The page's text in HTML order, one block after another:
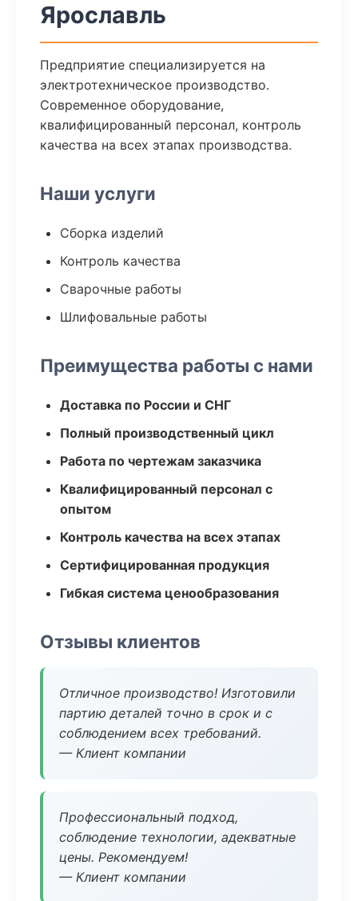
Ярославль
Предприятие специализируется на
электротехническое производство.
Современное оборудование,
квалифицированный персонал, контроль
качества на всех этапах производства.
Наши услуги
Сборка изделий
Контроль качества
Сварочные работы
Шлифовальные работы
Преимущества работы с нами
Доставка по России и СНГ
Полный производственный цикл
Работа по чертежам заказчика
Квалифицированный персонал с
опытом
Контроль качества на всех этапах
Сертифицированная продукция
Гибкая система ценообразования
Отзывы клиентов
Отличное производство! Изготовили
партию деталей точно в срок и с
соблюдением всех требований.
— Клиент компании
Профессиональный подход,
соблюдение технологии, адекватные
цены. Рекомендуем!
— Клиент компании